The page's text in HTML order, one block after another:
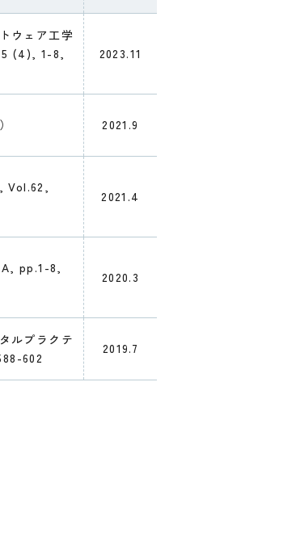
ウェア工学
(4), 1-8,
2023.11
2021.9
Vol.62,
2021.4
pp.1-8,
2020.3
ルプラクテ
602
2019.7